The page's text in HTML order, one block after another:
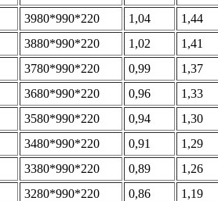
3980*990*220 1,04
1,44
3880*990*220 1,02
1,41
3780*990*220 0,99
1,37
3680*990*220 0,96
1,33
3580*990*220 0,94
1,30
3480*990*220 0,91
1,29
3380*990*220 0,89
1,26
3280*990*220 0,86
1,19